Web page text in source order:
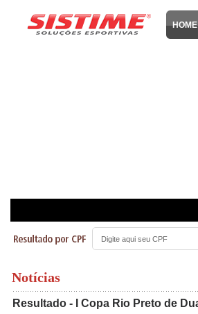
HOME
Notícias
Resultado - I Copa Rio Preto de